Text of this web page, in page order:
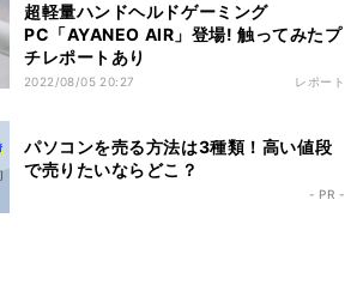
超軽量ハンドヘルドゲーミング
PC「AYANEO AIR」登場! 触ってみたプ
チレポートあり
2022/08/05 20:27 レポート
パソコンを売る方法は3種類！高い値段
で売りたいならどこ？
- PR -